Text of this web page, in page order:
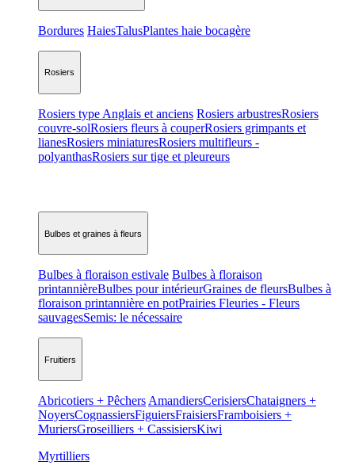
Bordures HaiesTalusPlantes haie bocagère
Rosiers
Rosiers type Anglais et anciens Rosiers arbustresRosiers
couvre-solRosiers fleurs à couperRosiers grimpants et
lianesRosiers miniaturesRosiers multifleurs -
polyanthasRosiers sur tige et pleureurs
Bulbes et graines à fleurs
Bulbes à floraison estivale Bulbes à floraison
printannièreBulbes pour intérieurGraines de fleursBulbes à
floraison printannière en potPrairies Fleuries - Fleurs
sauvagesSemis: le nécessaire
Fruitiers
Abricotiers + Pêchers AmandiersCerisiersChataigners +
NoyersCognassiersFiguiersFraisiersFramboisiers +
MuriersGroseilliers + CassisiersKiwi
Myrtilliers